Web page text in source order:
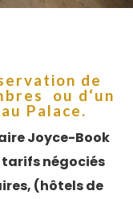
de
ou d‘un
Palace.
Joyce-Book
tarifs négociés
(hôtels de